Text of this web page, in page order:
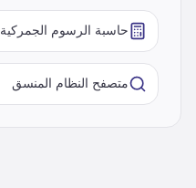
حاسبة الرسوم الجمركية
متصفح النظام المنسق